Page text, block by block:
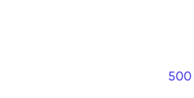
500